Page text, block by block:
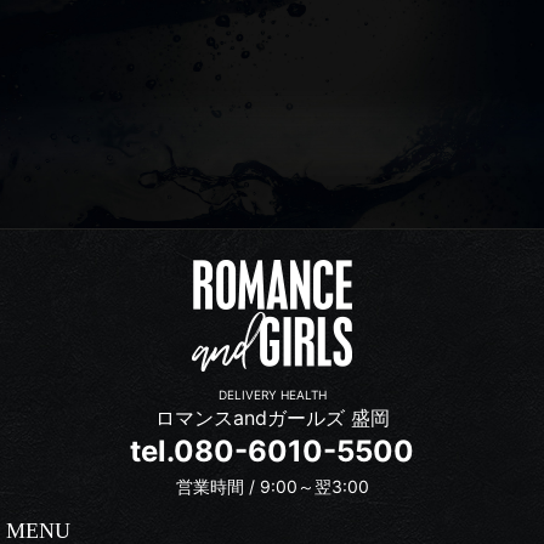
DELIVERY HEALTH
ロマンスandガールズ 盛岡
tel.080-6010-5500
営業時間 / 9:00～翌3:00
MENU